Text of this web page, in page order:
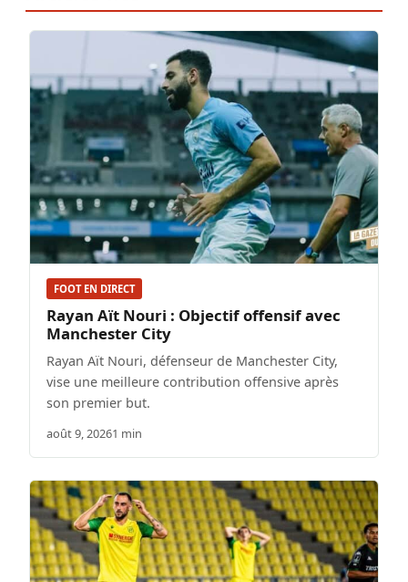
FOOT EN DIRECT
Rayan Aït Nouri : Objectif offensif avec
Manchester City
Rayan Aït Nouri, défenseur de Manchester City,
vise une meilleure contribution offensive après
son premier but.
août 9, 20261 min